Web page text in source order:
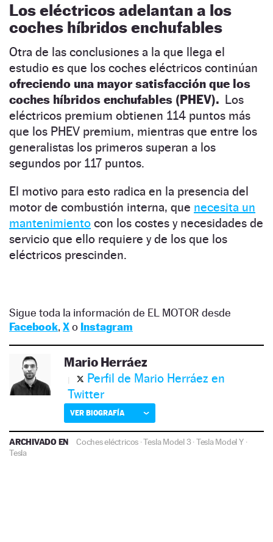
Los eléctricos adelantan a los
coches híbridos enchufables
Otra de las conclusiones a la que llega el
estudio es que los coches eléctricos continúan
ofreciendo una mayor satisfacción que los
coches híbridos enchufables (PHEV). Los
eléctricos premium obtienen 114 puntos más
que los PHEV premium, mientras que entre los
generalistas los primeros superan a los
segundos por 117 puntos.
El motivo para esto radica en la presencia del
motor de combustión interna, que necesita un
mantenimiento con los costes y necesidades de
servicio que ello requiere y de los que los
eléctricos prescinden.
Sigue toda la información de EL MOTOR desde
Facebook, Xo Instagram
Mario Herráez
Perfil de Mario Herráez en
Twitter
VER BIOGRAFÍA
ARCHIVADO EN Coches eléctricos ·Tesla Model 3·Tesla Model Y·
Tesla